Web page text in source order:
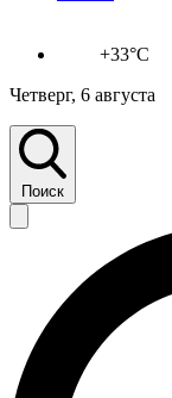
+33°C
Четверг, 6 августа
Поиск